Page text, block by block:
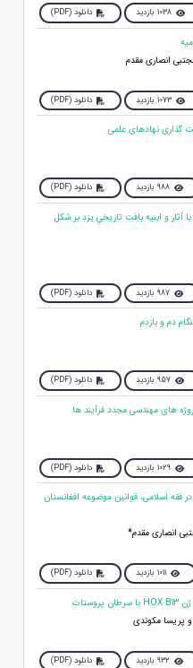
1038 بازدید دانلود (PDF)
انصاری مقدم
1073 بازدید دانلود (PDF)
988 بازدید دانلود (PDF)
آثار و ابنيه بافت تاريخي يزد بر شکل
987 بازدید دانلود (PDF)
957 بازدید دانلود (PDF)
1029 بازدید دانلود (PDF)
فقه اسلامی، قوانین موضوعه‌ افغانستان
انصاری مقدم*
1011 بازدید دانلود (PDF)
پریسا مکوندی
932 بازدید دانلود (PDF)